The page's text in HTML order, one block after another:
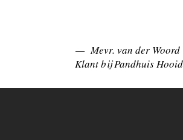
— Mevr. van der
Klant bij Pandhuis